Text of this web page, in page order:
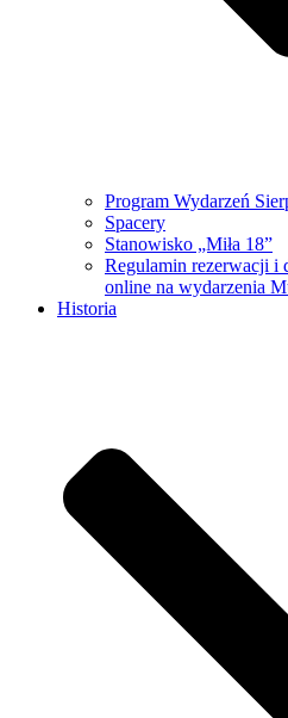
Program Wydarzeń
Spacery
Stanowisko „Miła 18”
Regulamin rezerwacji i
online na wydarzenia
Historia